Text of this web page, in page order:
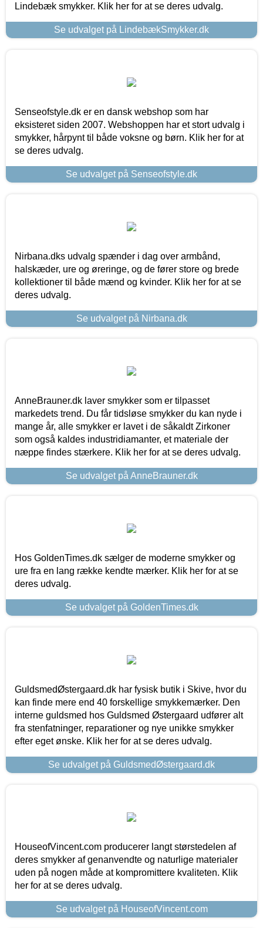
Lindebæk smykker. Klik her for at se deres udvalg.
Se udvalget på LindebækSmykker.dk
Senseofstyle.dk er en dansk webshop som har
eksisteret siden 2007. Webshoppen har et stort udvalg i
smykker, hårpynt til både voksne og børn. Klik her for at
se deres udvalg.
Se udvalget på Senseofstyle.dk
Nirbana.dks udvalg spænder i dag over armbånd,
halskæder, ure og øreringe, og de fører store og brede
kollektioner til både mænd og kvinder. Klik her for at se
deres udvalg.
Se udvalget på Nirbana.dk
AnneBrauner.dk laver smykker som er tilpasset
markedets trend. Du får tidsløse smykker du kan nyde i
mange år, alle smykker er lavet i de såkaldt Zirkoner
som også kaldes industridiamanter, et materiale der
næppe findes stærkere. Klik her for at se deres udvalg.
Se udvalget på AnneBrauner.dk
Hos GoldenTimes.dk sælger de moderne smykker og
ure fra en lang række kendte mærker. Klik her for at se
deres udvalg.
Se udvalget på GoldenTimes.dk
GuldsmedØstergaard.dk har fysisk butik i Skive, hvor du
kan finde mere end 40 forskellige smykkemærker. Den
interne guldsmed hos Guldsmed Østergaard udfører alt
fra stenfatninger, reparationer og nye unikke smykker
efter eget ønske. Klik her for at se deres udvalg.
Se udvalget på GuldsmedØstergaard.dk
HouseofVincent.com producerer langt størstedelen af
deres smykker af genanvendte og naturlige materialer
uden på nogen måde at kompromittere kvaliteten. Klik
her for at se deres udvalg.
Se udvalget på HouseofVincent.com